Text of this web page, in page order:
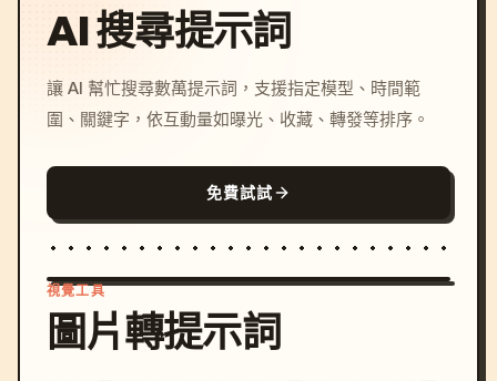
AI 搜尋提示詞
讓 AI 幫忙搜尋數萬提示詞，支援指定模型、時間範
圍、關鍵字，依互動量如曝光、收藏、轉發等排序。
免費試試
視覺工具
圖片轉提示詞